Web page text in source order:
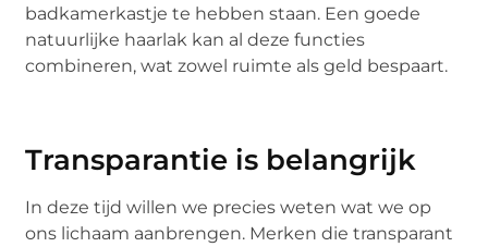
badkamerkastje te hebben staan. Een goede
natuurlijke haarlak kan al deze functies
combineren, wat zowel ruimte als geld bespaart.
Transparantie is belangrijk
In deze tijd willen we precies weten wat we op
ons lichaam aanbrengen. Merken die transparant